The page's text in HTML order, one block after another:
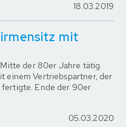
18.03.2019
mit
der 80er Jahre tätig.
einem Vertriebspartner, der
fertigte. Ende der 90er
05.03.2020